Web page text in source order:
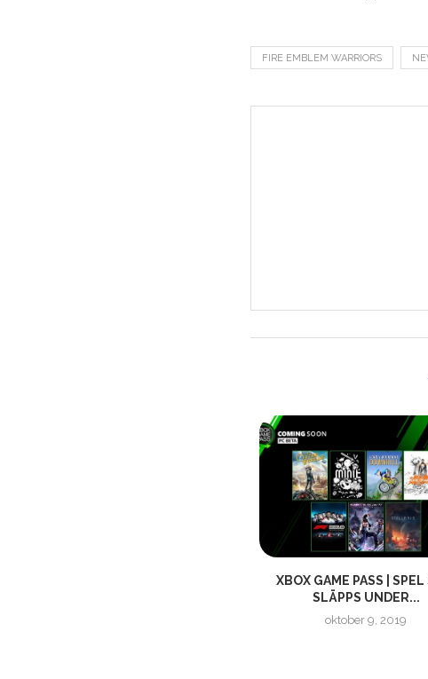
FIRE EMBLEM WARRIORS
XBOX GAME PASS | SPEL
SLÄPPS UNDER...
oktober 9, 2019